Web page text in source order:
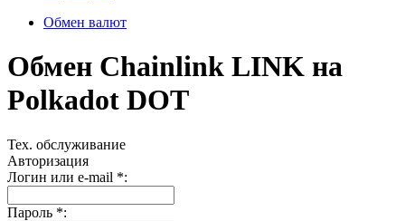
Обмен валют
Обмен Chainlink LINK на
Polkadot DOT
Тех. обслуживание
Авторизация
Логин или e-mail *:
Пароль *: